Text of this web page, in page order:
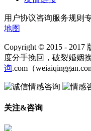
用户协议咨询服务规则
地图
Copyright © 2015 -
度分手挽回，破裂婚姻
询.com（
关注&咨询